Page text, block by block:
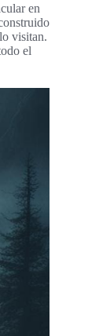
en
visitan.
el